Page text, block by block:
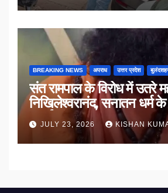
BREAKING NEWS अपराध उत्तर प्रदेश
संत रामपाल के विरोध में उतरे
निखिलेश्वरानंद, सनातन धर्म
उठाई मांग
JULY 23, 2026 KISHAN